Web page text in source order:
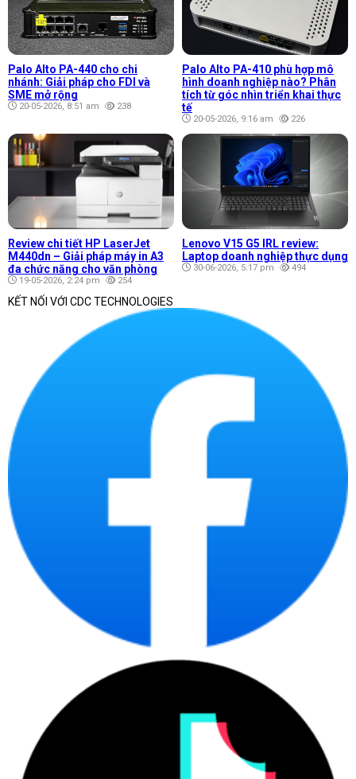
Palo Alto PA-440 cho chi
nhánh: Giải pháp cho FDI và
SME mở rộng
20-05-2026, 8:51 am 238
Palo Alto PA-410 phù hợp mô
hình doanh nghiệp nào? Phân
tích từ góc nhìn triển khai thực
tế
20-05-2026, 9:16 am 226
Review chi tiết HP LaserJet
M440dn – Giải pháp máy in A3
đa chức năng cho văn phòng
19-05-2026, 2:24 pm 254
Lenovo V15 G5 IRL review:
Laptop doanh nghiệp thực dụng
30-06-2026, 5:17 pm 494
KẾT NỐI VỚI CDC TECHNOLOGIES